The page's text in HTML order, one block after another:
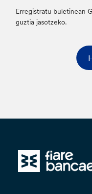
Erregistratu buletinean
guztia jasotzeko.